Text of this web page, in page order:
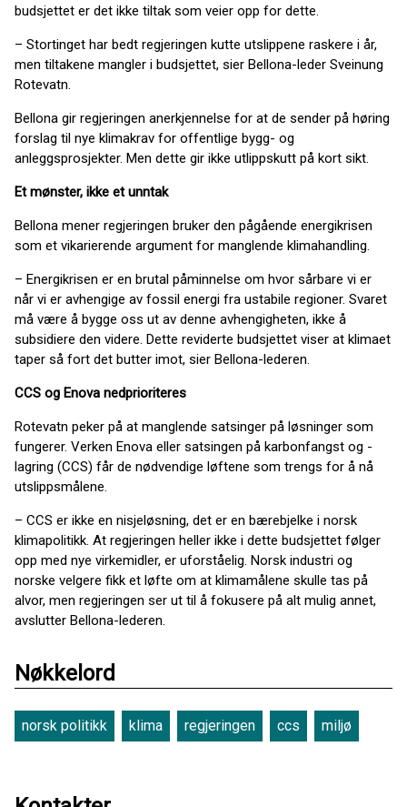
budsjettet er det ikke tiltak som veier opp for dette.
– Stortinget har bedt regjeringen kutte utslippene raskere i år,
men tiltakene mangler i budsjettet, sier Bellona-leder Sveinung
Rotevatn.
Bellona gir regjeringen anerkjennelse for at de sender på høring
forslag til nye klimakrav for offentlige bygg- og
anleggsprosjekter. Men dette gir ikke utlippskutt på kort sikt.
Et mønster, ikke et unntak
Bellona mener regjeringen bruker den pågående energikrisen
som et vikarierende argument for manglende klimahandling.
– Energikrisen er en brutal påminnelse om hvor sårbare vi er
når vi er avhengige av fossil energi fra ustabile regioner. Svaret
må være å bygge oss ut av denne avhengigheten, ikke å
subsidiere den videre. Dette reviderte budsjettet viser at klimaet
taper så fort det butter imot, sier Bellona-lederen.
CCS og Enova nedprioriteres
Rotevatn peker på at manglende satsinger på løsninger som
fungerer. Verken Enova eller satsingen på karbonfangst og -
lagring (CCS) får de nødvendige løftene som trengs for å nå
utslippsmålene.
– CCS er ikke en nisjeløsning, det er en bærebjelke i norsk
klimapolitikk. At regjeringen heller ikke i dette budsjettet følger
opp med nye virkemidler, er uforståelig. Norsk industri og
norske velgere fikk et løfte om at klimamålene skulle tas på
alvor, men regjeringen ser ut til å fokusere på alt mulig annet,
avslutter Bellona-lederen.
Nøkkelord
norsk politikk klima regjeringen ccs miljø